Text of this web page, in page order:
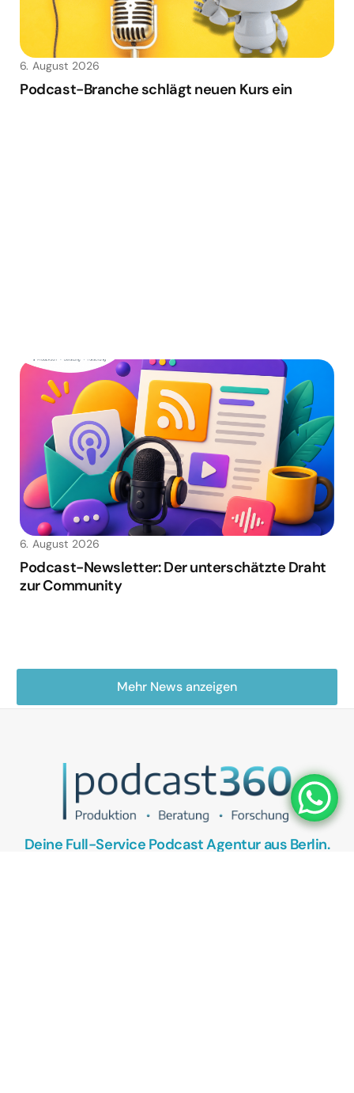
Podcast-Branche schlägt neuen Kurs ein
6. August 2026
Podcast-Newsletter: Der unterschätzte Draht
zur Community
6. August 2026
Mehr News anzeigen
Deine Full-Service Podcast Agentur aus Berlin.